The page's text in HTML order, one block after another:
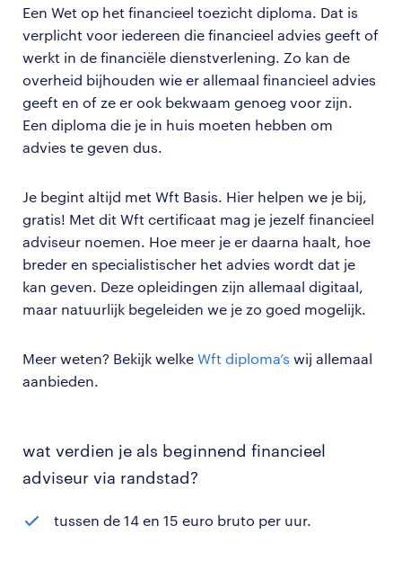
Een Wet op het financieel toezicht diploma. Dat is
verplicht voor iedereen die financieel advies geeft of
werkt in de financiële dienstverlening. Zo kan de
overheid bijhouden wie er allemaal financieel advies
geeft en of ze er ook bekwaam genoeg voor zijn.
Een diploma die je in huis moeten hebben om
advies te geven dus.
Je begint altijd met Wft Basis. Hier helpen we je bij,
gratis! Met dit Wft certificaat mag je jezelf financieel
adviseur noemen. Hoe meer je er daarna haalt, hoe
breder en specialistischer het advies wordt dat je
kan geven. Deze opleidingen zijn allemaal digitaal,
maar natuurlijk begeleiden we je zo goed mogelijk.
Meer weten? Bekijk welke Wft diploma’s wij allemaal
aanbieden.
wat verdien je als beginnend financieel
adviseur via randstad?
tussen de 14 en 15 euro bruto per uur.